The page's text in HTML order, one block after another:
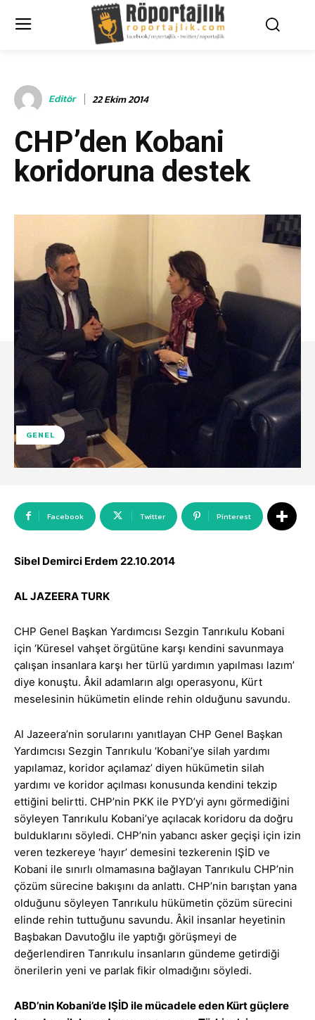
Editör 22 Ekim 2014
CHP’den Kobani
koridoruna destek
GENEL
Facebook Twitter Pinterest
Sibel Demirci Erdem 22.10.2014
AL JAZEERA TURK
CHP Genel Başkan Yardımcısı Sezgin Tanrıkulu Kobani
için ‘Küresel vahşet örgütüne karşı kendini savunmaya
çalışan insanlara karşı her türlü yardımın yapılması lazım’
diye konuştu. Âkil adamların algı operasyonu, Kürt
meselesinin hükümetin elinde rehin olduğunu savundu.
Al Jazeera’nin sorularını yanıtlayan CHP Genel Başkan
Yardımcısı Sezgin Tanrıkulu ‘Kobani’ye silah yardımı
yapılamaz, koridor açılamaz’ diyen hükümetin silah
yardımı ve koridor açılması konusunda kendini tekzip
ettiğini belirtti. CHP’nin PKK ile PYD’yi aynı görmediğini
söyleyen Tanrıkulu Kobani’ye açılacak koridoru da doğru
bulduklarını söyledi. CHP’nin yabancı asker geçişi için izin
veren tezkereye ‘hayır’ demesini tezkerenin IŞİD ve
Kobani ile sınırlı olmamasına bağlayan Tanrıkulu CHP’nin
çözüm sürecine bakışını da anlattı. CHP’nin barıştan yana
olduğunu söyleyen Tanrıkulu hükümetin çözüm sürecini
elinde rehin tuttuğunu savundu. Âkil insanlar heyetinin
Başbakan Davutoğlu ile yaptığı görüşmeyi de
değerlendiren Tanrıkulu insanların gündeme getirdiği
önerilerin yeni ve parlak fikir olmadığını söyledi.
ABD’nin Kobani’de IŞİD ile mücadele eden Kürt güçlere